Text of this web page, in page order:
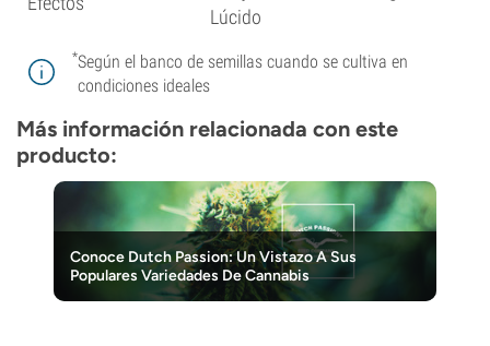
Lúcido
*Según el banco de semillas cuando se cultiva en
condiciones ideales
Más información relacionada con este
producto:
Conoce Dutch Passion: Un Vistazo A Sus
Populares Variedades De Cannabis